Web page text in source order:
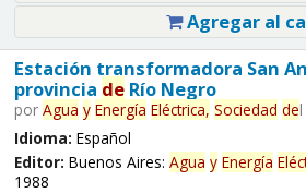
Agregar al
Estación transformadora San
provincia deRío Negro
por Agua y Energía Eléctrica, Sociedad del
Idioma: Español
Editor: Buenos Aires: Agua y Energía
1988